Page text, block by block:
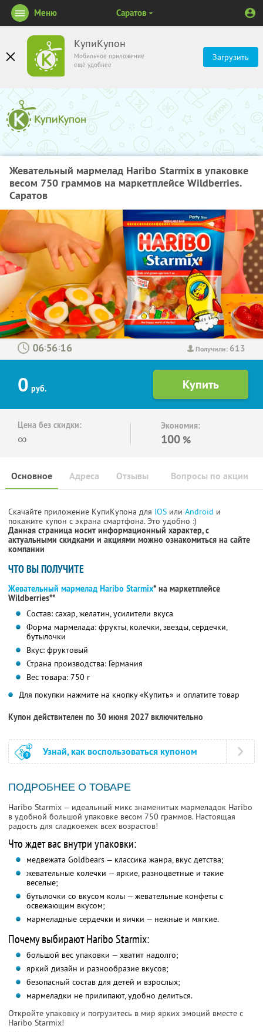
КупиКупон
Мобильное приложение
ещё удобнее
Загрузить
Меню Саратов
Жевательный мармелад Haribo Starmix в упаковке
весом 750 граммов на маркетплейсе Wildberries.
Саратов
Получили: 613
: :
0 руб.
Цена без скидки:
∞
Экономия:
100 %
Основное Отзывы Вопросы по акции
Адреса
Скачайте приложение КупиКупона для IOS или Android и
покажите купон с экрана смартфона. Это удобно :)
Данная страница носит информационный характер, с
актуальными скидками и акциями можно ознакомиться на сайте
компании
ЧТО ВЫ ПОЛУЧИТЕ
Жевательный мармелад Haribo Starmix* на маркетплейсе
Wildberries**
Состав: сахар, желатин, усилители вкуса
Форма мармелада: фрукты, колечки, звезды, сердечки,
бутылочки
Вкус: фруктовый
Страна производства: Германия
Вес товара: 750 г
Для покупки нажмите на кнопку «Купить» и оплатите товар
Купон действителен по 30 июня 2027 включительно
Узнай, как воспользоваться купоном
ПОДРОБНЕЕ О ТОВАРЕ
Haribo Starmix — идеальный микс знаменитых мармеладок Haribo
в удобной большой упаковке весом 750 граммов. Настоящая
радость для сладкоежек всех возрастов!
Что ждет вас внутри упаковки:
медвежата Goldbears — классика жанра, вкус детства;
жевательные колечки — яркие, разноцветные и такие
веселые;
бутылочки со вкусом колы — жевательные конфеты с
освежающим вкусом;
мармеладные сердечки и яички — нежные и мягкие.
Почему выбирают Haribo Starmix:
большой вес упаковки — хватит надолго;
яркий дизайн и разнообразие вкусов;
безопасный состав для детей и взрослых;
мармеладки не прилипают, удобно делиться.
Откройте упаковку и погрузитесь в мир ярких эмоций вместе с
Haribo Starmix!